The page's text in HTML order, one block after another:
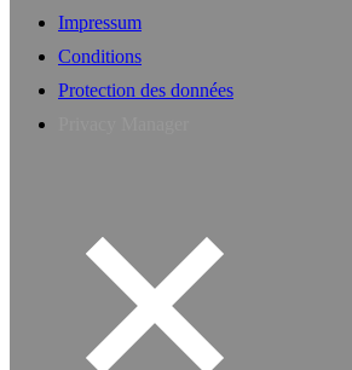
Impressum
Conditions
Protection des données